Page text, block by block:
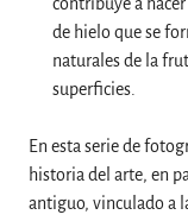
de hielo que se
naturales de la
superficies.
En esta serie de
historia del arte, en
antiguo, vinculado a